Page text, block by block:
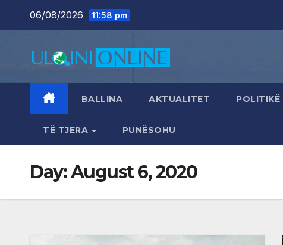
06/08/2026 11:58 pm
BALLINA AKTUALITET POLITIKË
TË TJERA PUNËSOHU
Day:August 6, 2020